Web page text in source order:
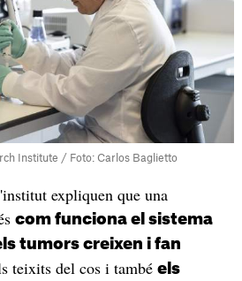
Institute / Foto: Carlos Baglietto
expliquen que una
com funciona el sistema
tumors creixen i fan
teixits del cos i també els